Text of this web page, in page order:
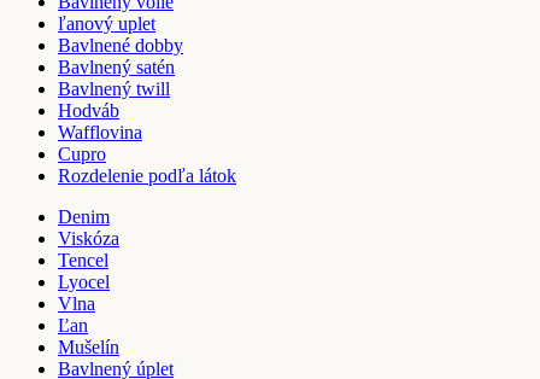
ľanový uplet
Bavlnené dobby
Bavlnený satén
Bavlnený twill
Hodváb
Wafflovina
Cupro
Rozdelenie podľa látok
Denim
Viskóza
Tencel
Lyocel
Vlna
Ľan
Mušelín
Bavlnený úplet